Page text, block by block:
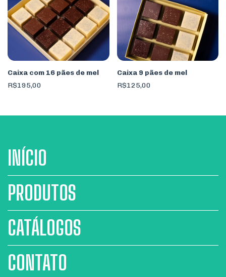
Caixa com 16 pães de mel
R$195,00
Caixa 9 pães de mel
R$125,00
INÍCIO
PRODUTOS
CATÁLOGOS
CONTATO